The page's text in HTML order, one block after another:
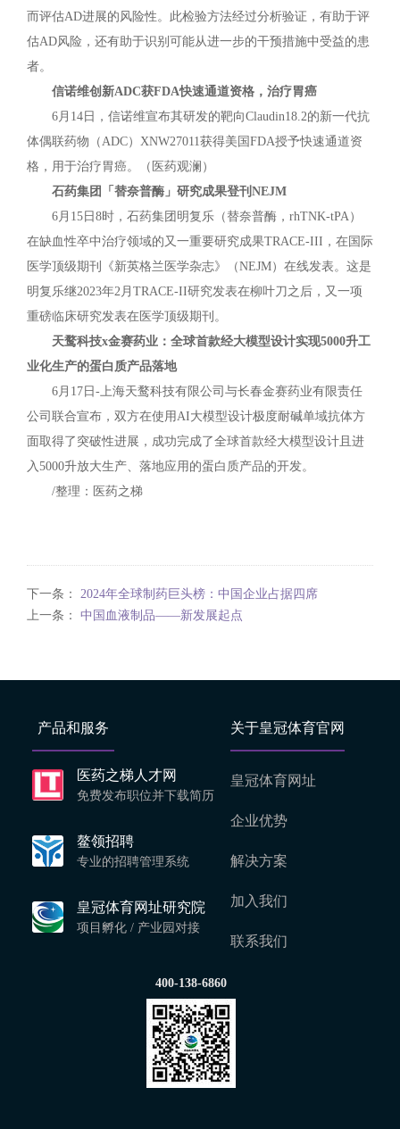
而评估AD进展的风险性。此检验方法经过分析验证，有助于评
估AD风险，还有助于识别可能从进一步的干预措施中受益的患
者。
信诺维创新ADC获FDA快速通道资格，治疗胃癌
6月14日，信诺维宣布其研发的靶向Claudin18.2的新一代抗
体偶联药物（ADC）XNW27011获得美国FDA授予快速通道资
格，用于治疗胃癌。（医药观澜）
石药集团「替奈普酶」研究成果登刊NEJM
6月15日8时，石药集团明复乐（替奈普酶，rhTNK-tPA）
在缺血性卒中治疗领域的又一重要研究成果TRACE-III，在国际
医学顶级期刊《新英格兰医学杂志》（NEJM）在线发表。这是
明复乐继2023年2月TRACE-II研究发表在柳叶刀之后，又一项
重磅临床研究发表在医学顶级期刊。
天鹜科技x金赛药业：全球首款经大模型设计实现5000升工
业化生产的蛋白质产品落地
6月17日-上海天鹜科技有限公司与长春金赛药业有限责任
公司联合宣布，双方在使用AI大模型设计极度耐碱单域抗体方
面取得了突破性进展，成功完成了全球首款经大模型设计且进
入5000升放大生产、落地应用的蛋白质产品的开发。
/整理：医药之梯
下一条： 2024年全球制药巨头榜：中国企业占据四席
上一条： 中国血液制品——新发展起点
产品和服务
医药之梯人才网
免费发布职位并下载简历
鳌领招聘
专业的招聘管理系统
皇冠体育网址研究院
项目孵化 / 产业园对接
关于皇冠体育官网
皇冠体育网址
企业优势
解决方案
加入我们
联系我们
400-138-6860